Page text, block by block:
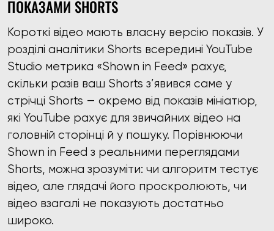
ПОКАЗАМИ SHORTS
Короткі відео мають власну версію показів. У
розділі аналітики Shorts всередині YouTube
Studio метрика «Shown in Feed» рахує,
скільки разів ваш Shorts з’явився саме у
стрічці Shorts — окремо від показів мініатюр,
які YouTube рахує для звичайних відео на
головній сторінці й у пошуку. Порівнюючи
Shown in Feed з реальними переглядами
Shorts, можна зрозуміти: чи алгоритм тестує
відео, але глядачі його проскролюють, чи
відео взагалі не показують достатньо
широко.